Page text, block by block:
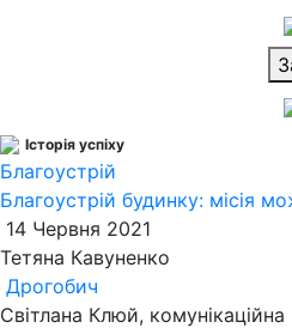
Історія успіху
Благоустрій
Благоустрій будинку: місія
14 Червня 2021
Тетяна Кавуненко
Дрогобич
Світлана Клюй,